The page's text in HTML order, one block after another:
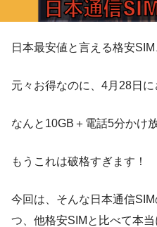
日本最安値と言える格安SIM
元々お得なのに、4月28日に
なんと10GB＋電話5分かけ
もうこれは破格すぎます！
今回は、そんな日本通信
つ、他格安SIMと比べて本